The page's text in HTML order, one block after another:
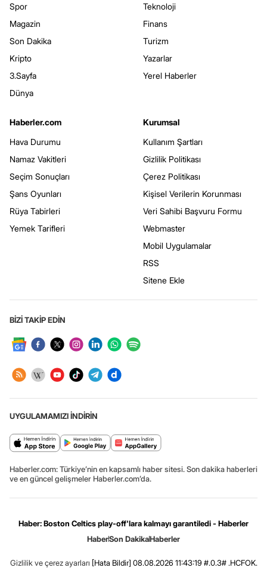
Spor
Magazin
Son Dakika
Kripto
3.Sayfa
Dünya
Teknoloji
Finans
Turizm
Yazarlar
Yerel Haberler
Haberler.com
Hava Durumu
Namaz Vakitleri
Seçim Sonuçları
Şans Oyunları
Rüya Tabirleri
Yemek Tarifleri
Kurumsal
Kullanım Şartları
Gizlilik Politikası
Çerez Politikası
Kişisel Verilerin Korunması
Veri Sahibi Başvuru Formu
Webmaster
Mobil Uygulamalar
RSS
Sitene Ekle
BİZİ TAKİP EDİN
UYGULAMAMIZI İNDİRİN
Haberler.com: Türkiye’nin en kapsamlı haber sitesi. Son dakika haberleri
ve en güncel gelişmeler Haberler.com’da.
Haber: Boston Celtics play-off'lara kalmayı garantiledi - Haberler
HaberSon DakikaHaberler
Gizlilik ve çerez ayarları [Hata Bildir] 08.08.2026 11:43:19 #.0.3# .HCFOK.